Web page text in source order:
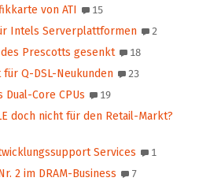
von ATI 15
Intels Serverplattformen 2
Prescotts gesenkt 18
Q-DSL-Neukunden 23
Core CPUs 19
doch nicht für den Retail-Markt?
Services 1
2 im DRAM-Business 7